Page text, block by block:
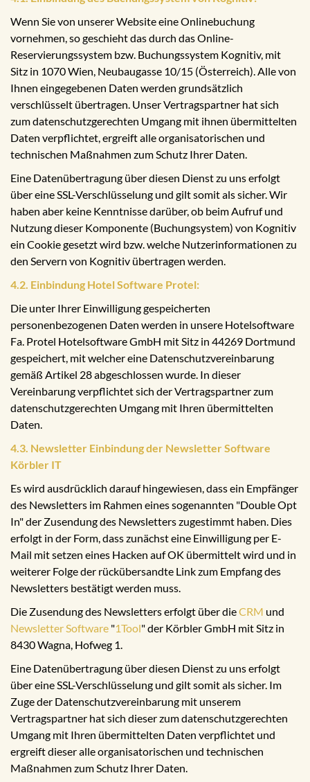
Wenn Sie von unserer Website eine Onlinebuchung
vornehmen, so geschieht das durch das Online-
Reservierungssystem bzw. Buchungssystem Kognitiv, mit
Sitz in 1070 Wien, Neubaugasse 10/15 (Österreich). Alle von
Ihnen eingegebenen Daten werden grundsätzlich
verschlüsselt übertragen. Unser Vertragspartner hat sich
zum datenschutzgerechten Umgang mit ihnen übermittelten
Daten verpflichtet, ergreift alle organisatorischen und
technischen Maßnahmen zum Schutz Ihrer Daten.
Eine Datenübertragung über diesen Dienst zu uns erfolgt
über eine SSL-Verschlüsselung und gilt somit als sicher. Wir
haben aber keine Kenntnisse darüber, ob beim Aufruf und
Nutzung dieser Komponente (Buchungsystem) von Kognitiv
ein Cookie gesetzt wird bzw. welche Nutzerinformationen zu
den Servern von Kognitiv übertragen werden.
4.2. Einbindung Hotel Software Protel:
Die unter Ihrer Einwilligung gespeicherten
personenbezogenen Daten werden in unsere Hotelsoftware
Fa. Protel Hotelsoftware GmbH mit Sitz in 44269 Dortmund
gespeichert, mit welcher eine Datenschutzvereinbarung
gemäß Artikel 28 abgeschlossen wurde. In dieser
Vereinbarung verpflichtet sich der Vertragspartner zum
datenschutzgerechten Umgang mit Ihren übermittelten
Daten.
4.3. Newsletter Einbindung der Newsletter Software
Körbler IT
Es wird ausdrücklich darauf hingewiesen, dass ein Empfänger
des Newsletters im Rahmen eines sogenannten "Double Opt
In" der Zusendung des Newsletters zugestimmt haben. Dies
erfolgt in der Form, dass zunächst eine Einwilligung per E-
Mail mit setzen eines Hacken auf OK übermittelt wird und in
weiterer Folge der rückübersandte Link zum Empfang des
Newsletters bestätigt werden muss.
Die Zusendung des Newsletters erfolgt über dieCRM und
Newsletter Software "1Tool" der Körbler GmbH mit Sitz in
8430 Wagna, Hofweg 1.
Eine Datenübertragung über diesen Dienst zu uns erfolgt
über eine SSL-Verschlüsselung und gilt somit als sicher. Im
Zuge der Datenschutzvereinbarung mit unserem
Vertragspartner hat sich dieser zum datenschutzgerechten
Umgang mit Ihren übermittelten Daten verpflichtet und
ergreift dieser alle organisatorischen und technischen
Maßnahmen zum Schutz Ihrer Daten.